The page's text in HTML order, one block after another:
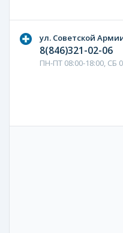
ул. Советской
8(846)321-02-06
ПН-ПТ 08:00-18:00,